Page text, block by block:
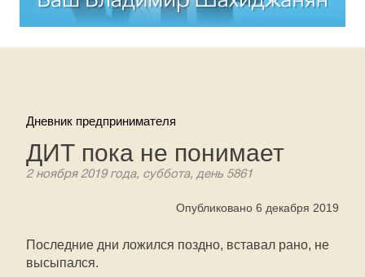
Дневник предпринимателя
ДИТ пока не понимает
2 ноября 2019 года, суббота, день 5861
Опубликовано 6 декабря 2019
Последние дни ложился поздно, вставал рано, не
высыпался.